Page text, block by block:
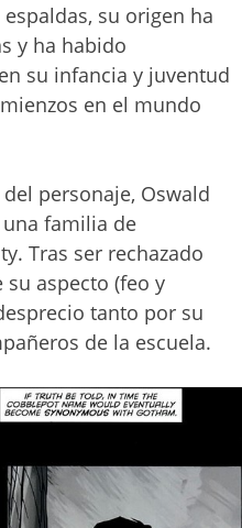
su origen ha
y ha habido
su infancia y juventud
en el mundo
personaje, Oswald
familia de
Tras ser rechazado
su aspecto (feo y
tanto por su
de la escuela.